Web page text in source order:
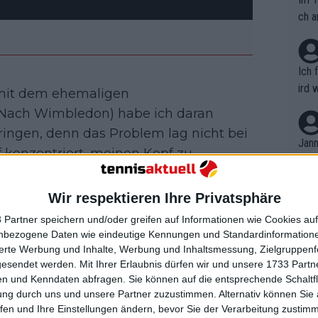
Wir respektieren Ihre Privatsphäre
Partner speichern und/oder greifen auf Informationen wie Cookies
Daten wie eindeutige Kennungen und
Werbung und Inhalte, Werbung und Inhaltsmessung,
werden. Mit Ihrer Erlaubnis dürfen wir und unsere 1733
und Kenndaten abfragen. Sie können auf die entsprechende
durch uns und unsere Partner zuzustimmen. Alternativ können Sie
und Ihre Einstellungen ändern, bevor Sie der Verarbeitung
dem ehemaligen
Wimbledon) habe ich daran
denn das Problem lag nicht bei
konzentriert, meinen Kopf zu
anhören, aber das habe ich alles
in Kontakt gekommen, und das
Dank gilt ihm."
sich. Er gewann die Madrid Open,
im Finale mit 4:6, 7:5, 7:5 besiegt
Saison war. Außerdem stand er im
wo er gegen Alexander Bublik mit
ch
Ich
ird
r in
em
t,
B.
on
n
nt.